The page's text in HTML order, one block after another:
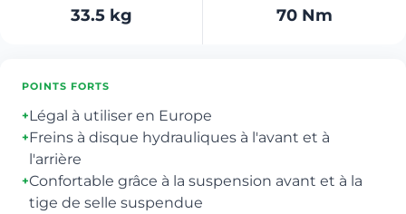
33.5 kg 70 Nm
POINTS FORTS
+Légal à utiliser en Europe
+Freins à disque hydrauliques à l'avant et à
l'arrière
+Confortable grâce à la suspension avant et à la
tige de selle suspendue